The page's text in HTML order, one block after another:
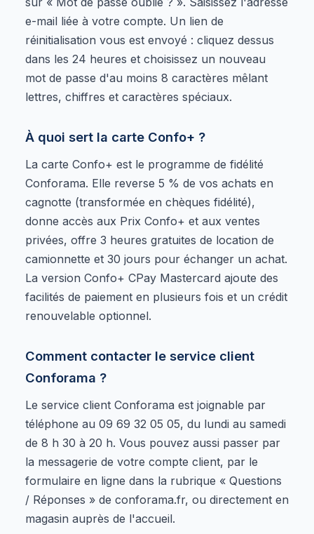
e-mail liée à votre compte. Un lien de
réinitialisation vous est envoyé : cliquez dessus
dans les 24 heures et choisissez un nouveau
mot de passe d'au moins 8 caractères mêlant
lettres, chiffres et caractères spéciaux.
À quoi sert la carte Confo+ ?
La carte Confo+ est le programme de fidélité
Conforama. Elle reverse 5 % de vos achats en
cagnotte (transformée en chèques fidélité),
donne accès aux Prix Confo+ et aux ventes
privées, offre 3 heures gratuites de location de
camionnette et 30 jours pour échanger un achat.
La version Confo+ CPay Mastercard ajoute des
facilités de paiement en plusieurs fois et un crédit
renouvelable optionnel.
Comment contacter le service client
Conforama ?
Le service client Conforama est joignable par
téléphone au 09 69 32 05 05, du lundi au samedi
de 8 h 30 à 20 h. Vous pouvez aussi passer par
la messagerie de votre compte client, par le
formulaire en ligne dans la rubrique « Questions
/ Réponses » de conforama.fr, ou directement en
magasin auprès de l'accueil.